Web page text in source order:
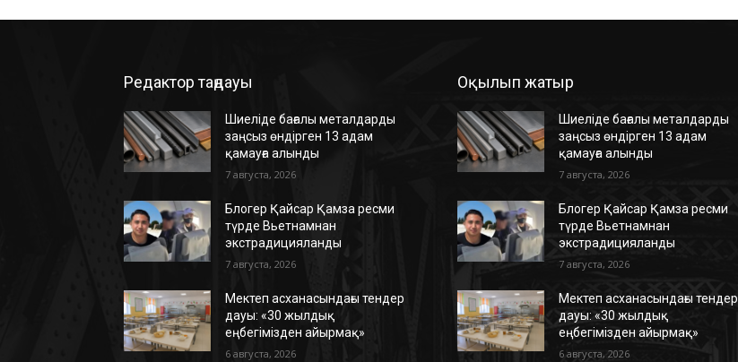
Редактор таңдауы
Шиеліде бағалы металдарды
заңсыз өндірген 13 адам
қамауға алынды
7 августа, 2026
Блогер Қайсар Қамза ресми
түрде Вьетнамнан
экстрадицияланды
7 августа, 2026
Мектеп асханасындағы тендер
дауы: «30 жылдық
еңбегімізден айырмақ»
6 августа, 2026
Оқылып жатыр
Шиеліде бағалы металдарды
заңсыз өндірген 13 адам
қамауға алынды
7 августа, 2026
Блогер Қайсар Қамза ресми
түрде Вьетнамнан
экстрадицияланды
7 августа, 2026
Мектеп асханасындағы тендер
дауы: «30 жылдық
еңбегімізден айырмақ»
6 августа, 2026